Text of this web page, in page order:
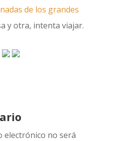
de los grandes
y otra, intenta viajar.
electrónico no será